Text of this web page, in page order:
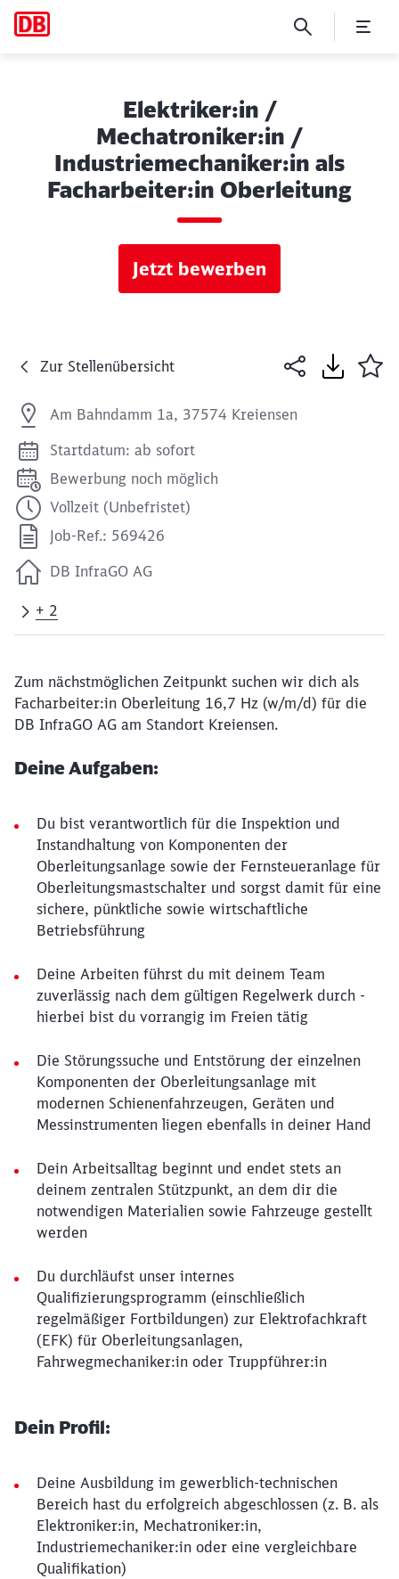
Elektriker:in /
Mechatroniker:in /
Industriemechaniker:in als
Facharbeiter:in Oberleitung
Jetzt bewerben
Zur Stellenübersicht
Am Bahndamm 1a, 37574 Kreiensen
Startdatum: ab sofort
Bewerbung noch möglich
Vollzeit (Unbefristet)
Job-Ref.: 569426
DB InfraGO AG
+ 2
Zum nächstmöglichen Zeitpunkt suchen wir dich als
Facharbeiter:in Oberleitung 16,7 Hz (w/m/d) für die
DB InfraGO AG am Standort Kreiensen.
Deine Aufgaben:
Du bist verantwortlich für die Inspektion und
Instandhaltung von Komponenten der
Oberleitungsanlage sowie der Fernsteueranlage für
Oberleitungsmastschalter und sorgst damit für eine
sichere, pünktliche sowie wirtschaftliche
Betriebsführung
Deine Arbeiten führst du mit deinem Team
zuverlässig nach dem gültigen Regelwerk durch -
hierbei bist du vorrangig im Freien tätig
Die Störungssuche und Entstörung der einzelnen
Komponenten der Oberleitungsanlage mit
modernen Schienenfahrzeugen, Geräten und
Messinstrumenten liegen ebenfalls in deiner Hand
Dein Arbeitsalltag beginnt und endet stets an
deinem zentralen Stützpunkt, an dem dir die
notwendigen Materialien sowie Fahrzeuge gestellt
werden
Du durchläufst unser internes
Qualifizierungsprogramm (einschließlich
regelmäßiger Fortbildungen) zur Elektrofachkraft
(EFK) für Oberleitungsanlagen,
Fahrwegmechaniker:in oder Truppführer:in
Dein Profil:
Deine Ausbildung im gewerblich-technischen
Bereich hast du erfolgreich abgeschlossen (z. B. als
Elektroniker:in, Mechatroniker:in,
Industriemechaniker:in oder eine vergleichbare
Qualifikation)